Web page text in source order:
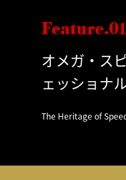
Feature.01
オメガ・ス
ェッショナ
The Heritage of